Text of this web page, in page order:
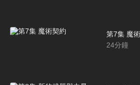
第7集 魔
24分鐘